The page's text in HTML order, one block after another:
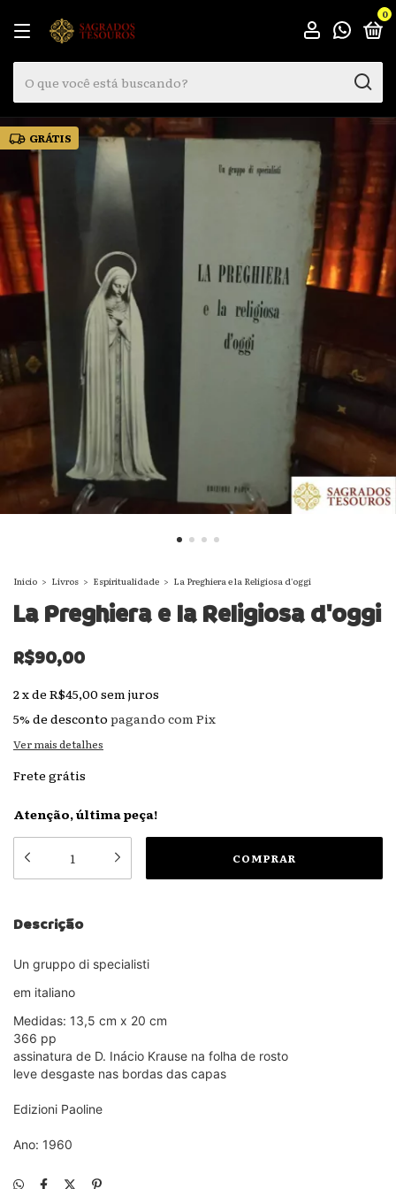
0
GRÁTIS
Início > Livros > Espiritualidade > La Preghiera e la Religiosa d'oggi
La Preghiera e la Religiosa d'oggi
R$90,00
2xde R$45,00 sem juros
5% de desconto pagando com Pix
Ver mais detalhes
Frete grátis
Atenção, última peça!
Descrição
Un gruppo di specialisti
em italiano
Medidas: 13,5 cm x 20 cm
366 pp
assinatura de D. Inácio Krause na folha de rosto
leve desgaste nas bordas das capas
Edizioni Paoline
Ano: 1960